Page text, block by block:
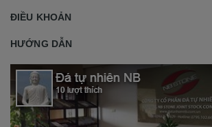
ĐIỀU KHOẢN
HƯỚNG DẪN